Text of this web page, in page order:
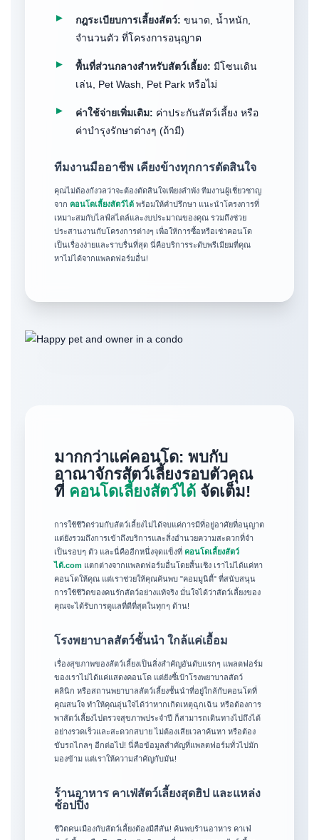
► กฎระเบียบการเลี้ยงสัตว์: ขนาด, น้ำหนัก,
จำนวนตัว ที่โครงการอนุญาต
► พื้นที่ส่วนกลางสำหรับสัตว์เลี้ยง: มีโซนเดิน
เล่น, Pet Wash, Pet Park หรือไม่
► ค่าใช้จ่ายเพิ่มเติม: ค่าประกันสัตว์เลี้ยง หรือ
ค่าบำรุงรักษาต่างๆ (ถ้ามี)
ทีมงานมืออาชีพ เคียงข้างทุกการตัดสินใจ
คุณไม่ต้องกังวลว่าจะต้องตัดสินใจเพียงลำพัง ทีมงานผู้เชี่ยวชาญ
จาก คอนโดเลี้ยงสัตว์ได้ พร้อมให้คำปรึกษา แนะนำโครงการที่
เหมาะสมกับไลฟ์สไตล์และงบประมาณของคุณ รวมถึงช่วย
ประสานงานกับโครงการต่างๆ เพื่อให้การซื้อหรือเช่าคอนโด
เป็นเรื่องง่ายและราบรื่นที่สุด นี่คือบริการระดับพรีเมียมที่คุณ
หาไม่ได้จากแพลตฟอร์มอื่น!
มากกว่าแค่คอนโด: พบกับ
อาณาจักรสัตว์เลี้ยงรอบตัวคุณ
ที่ คอนโดเลี้ยงสัตว์ได้ จัดเต็ม!
การใช้ชีวิตร่วมกับสัตว์เลี้ยงไม่ได้จบแค่การมีที่อยู่อาศัยที่อนุญาต
แต่ยังรวมถึงการเข้าถึงบริการและสิ่งอำนวยความสะดวกที่จำ
เป็นรอบๆ ตัว และนี่คืออีกหนึ่งจุดแข็งที่ คอนโดเลี้ยงสัตว์
ได้.com แตกต่างจากแพลตฟอร์มอื่นโดยสิ้นเชิง เราไม่ได้แค่หา
คอนโดให้คุณ แต่เราช่วยให้คุณค้นพบ "คอมมูนิตี้" ที่สนับสนุน
การใช้ชีวิตของคนรักสัตว์อย่างแท้จริง มั่นใจได้ว่าสัตว์เลี้ยงของ
คุณจะได้รับการดูแลที่ดีที่สุดในทุกๆ ด้าน!
โรงพยาบาลสัตว์ชั้นนำ ใกล้แค่เอื้อม
เรื่องสุขภาพของสัตว์เลี้ยงเป็นสิ่งสำคัญอันดับแรกๆ แพลตฟอร์ม
ของเราไม่ได้แค่แสดงคอนโด แต่ยังชี้เป้าโรงพยาบาลสัตว์
คลินิก หรือสถานพยาบาลสัตว์เลี้ยงชั้นนำที่อยู่ใกล้กับคอนโดที่
คุณสนใจ ทำให้คุณอุ่นใจได้ว่าหากเกิดเหตุฉุกเฉิน หรือต้องการ
พาสัตว์เลี้ยงไปตรวจสุขภาพประจำปี ก็สามารถเดินทางไปถึงได้
อย่างรวดเร็วและสะดวกสบาย ไม่ต้องเสียเวลาค้นหา หรือต้อง
ขับรถไกลๆ อีกต่อไป! นี่คือข้อมูลสำคัญที่แพลตฟอร์มทั่วไปมัก
มองข้าม แต่เราให้ความสำคัญกับมัน!
ร้านอาหาร คาเฟ่สัตว์เลี้ยงสุดฮิป และแหล่ง
ช้อปปิ้ง
ชีวิตคนเมืองกับสัตว์เลี้ยงต้องมีสีสัน! ค้นพบร้านอาหาร คาเฟ่